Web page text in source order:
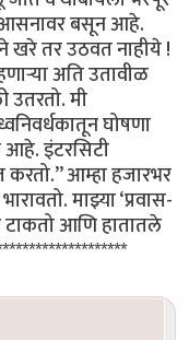
बसून आहे.
खरे तर उठवत नाहीये !
अति उतावीळ
उतरतो. मी
घोषणा
आहे. इंटरसिटी
आम्हा हजारभर
माझ्या ‘प्रवास-
टाकतो आणि हातातले